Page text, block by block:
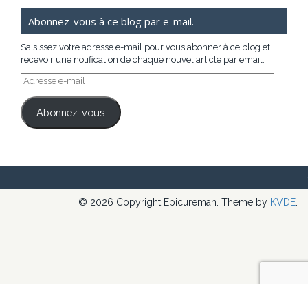
Abonnez-vous à ce blog par e-mail.
Saisissez votre adresse e-mail pour vous abonner à ce blog et
recevoir une notification de chaque nouvel article par email.
Adresse
e-
mail
Abonnez-vous
© 2026 Copyright Epicureman. Theme by KVDE.